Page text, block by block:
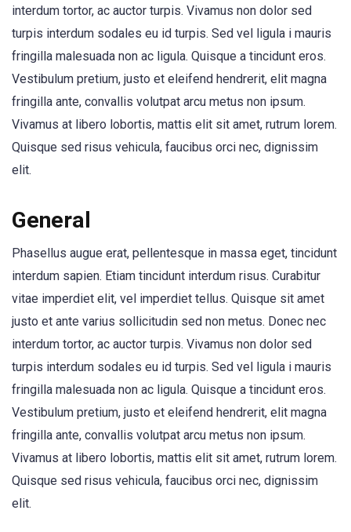
interdum tortor, ac auctor turpis. Vivamus non dolor sed
turpis interdum sodales eu id turpis. Sed vel ligula i mauris
fringilla malesuada non ac ligula. Quisque a tincidunt eros.
Vestibulum pretium, justo et eleifend hendrerit, elit magna
fringilla ante, convallis volutpat arcu metus non ipsum.
Vivamus at libero lobortis, mattis elit sit amet, rutrum lorem.
Quisque sed risus vehicula, faucibus orci nec, dignissim
elit.
General
Phasellus augue erat, pellentesque in massa eget, tincidunt
interdum sapien. Etiam tincidunt interdum risus. Curabitur
vitae imperdiet elit, vel imperdiet tellus. Quisque sit amet
justo et ante varius sollicitudin sed non metus. Donec nec
interdum tortor, ac auctor turpis. Vivamus non dolor sed
turpis interdum sodales eu id turpis. Sed vel ligula i mauris
fringilla malesuada non ac ligula. Quisque a tincidunt eros.
Vestibulum pretium, justo et eleifend hendrerit, elit magna
fringilla ante, convallis volutpat arcu metus non ipsum.
Vivamus at libero lobortis, mattis elit sit amet, rutrum lorem.
Quisque sed risus vehicula, faucibus orci nec, dignissim
elit.